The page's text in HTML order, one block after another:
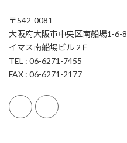
〒542-0081
大阪府大阪市中央区南船場1-6-8
イマス南船場ビル 2Ｆ
TEL : 06-6271-7455
FAX : 06-6271-2177